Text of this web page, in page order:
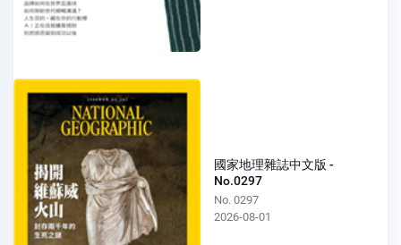
國家地理雜誌中文版 -
No.0297
No. 0297
2026-08-01